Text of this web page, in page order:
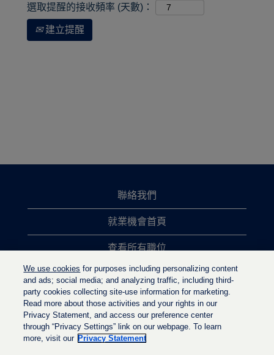
選取提醒的接收頻率 (天數)：
建立提醒
聯絡我們
就業機會首頁
查看所有職位
熱門職位搜尋
隱私權政策
We use cookies for purposes including personalizing content
and ads; social media; and analyzing traffic, including third-
party cookies collecting site-use information for marketing.
Read more about those activities and your rights in our
Privacy Statement, and access our preference center
through “Privacy Settings” link on our webpage. To learn
more, visit our Privacy Statement